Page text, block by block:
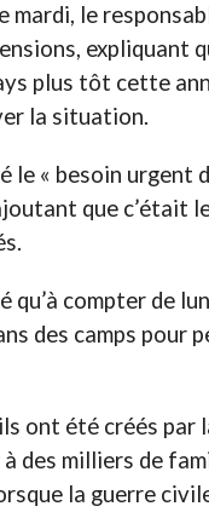
mardi, le
expliquant
plus tôt cette
la situation.
le « besoin urgent
que c’était
qu’à compter de
des camps pour
ont été créés par
des milliers de
la guerre